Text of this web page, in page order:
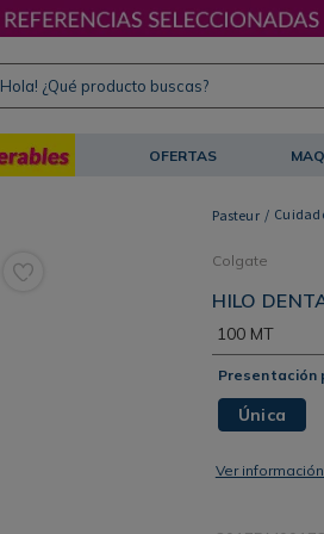
¿Qué producto buscas?
OFERTAS
Colgate
HILO
100 MT
Presentación
Única
Ver